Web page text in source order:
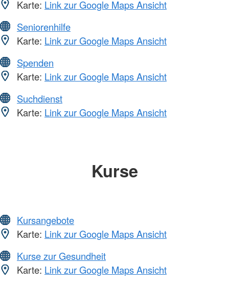
Karte: Link zur Google Maps Ansicht
Seniorenhilfe
Karte: Link zur Google Maps Ansicht
Spenden
Karte: Link zur Google Maps Ansicht
Suchdienst
Karte: Link zur Google Maps Ansicht
Kurse
Kursangebote
Karte: Link zur Google Maps Ansicht
Kurse zur Gesundheit
Karte: Link zur Google Maps Ansicht